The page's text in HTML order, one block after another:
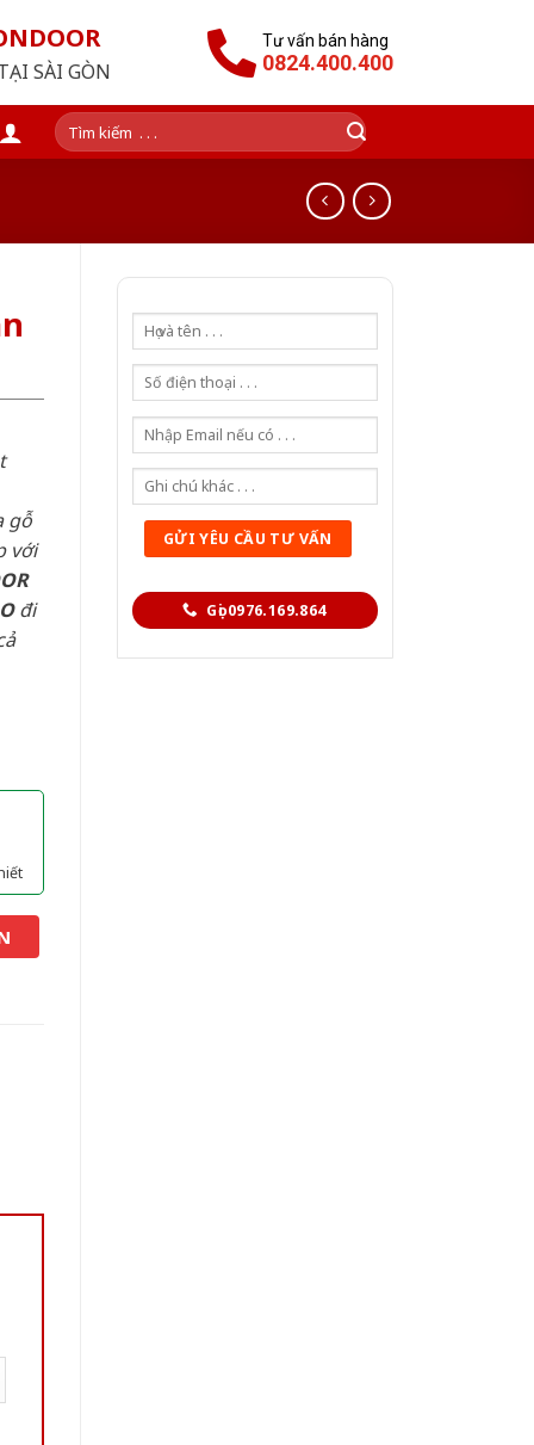
SÀI GÒN
Tư vấn bán hàng
0824.400.400
Tìm
kiếm:
Gọi 0976.169.864
gỗ
với
đi